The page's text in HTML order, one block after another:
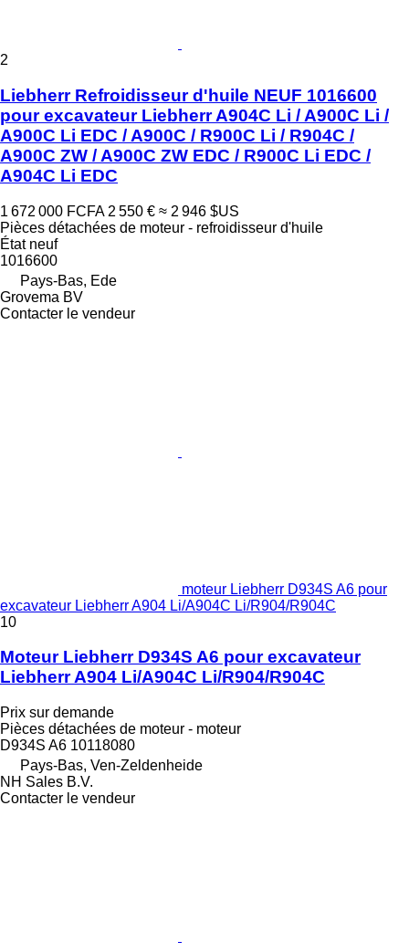
2
Liebherr Refroidisseur d'huile NEUF 1016600
pour excavateur Liebherr A904C Li / A900C Li /
A900C Li EDC / A900C / R900C Li / R904C /
A900C ZW / A900C ZW EDC / R900C Li EDC /
A904C Li EDC
1 672 000 FCFA 2 550 € ≈ 2 946 $US
Pièces détachées de moteur - refroidisseur d'huile
Étatneuf
1016600
Pays-Bas, Ede
Grovema BV
Contacter le vendeur
moteur Liebherr D934S A6 pour
excavateur Liebherr A904 Li/A904C Li/R904/R904C
10
Moteur Liebherr D934S A6 pour excavateur
Liebherr A904 Li/A904C Li/R904/R904C
Prix sur demande
Pièces détachées de moteur - moteur
D934S A6 10118080
Pays-Bas, Ven-Zeldenheide
NH Sales B.V.
Contacter le vendeur